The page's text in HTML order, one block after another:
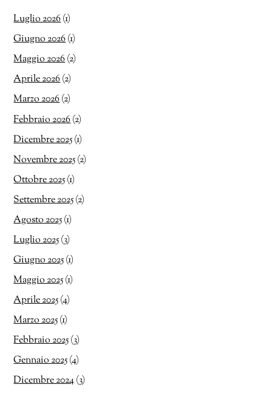
Luglio 2026(1)
Giugno 2026(1)
Maggio 2026(2)
Aprile 2026(2)
Marzo 2026(2)
Febbraio 2026(2)
Dicembre 2025(1)
Novembre 2025(2)
Ottobre 2025(1)
Settembre 2025(2)
Agosto 2025(1)
Luglio 2025(3)
Giugno 2025(1)
Maggio 2025(1)
Aprile 2025(4)
Marzo 2025(1)
Febbraio 2025(3)
Gennaio 2025(4)
Dicembre 2024(3)